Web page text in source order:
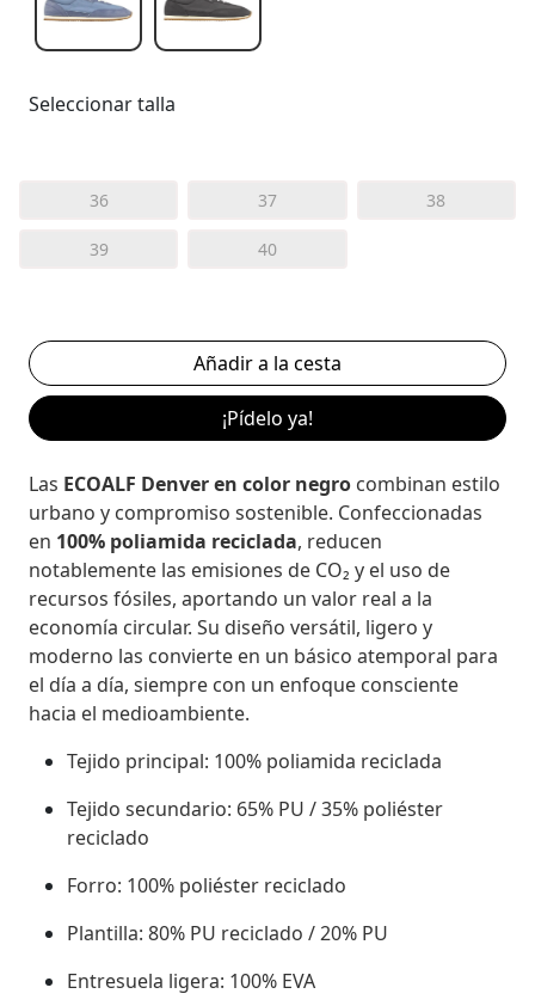
Seleccionar talla
36 37 38
39 40
¡Pídelo ya!
Las ECOALF Denver en color negro combinan estilo
urbano y compromiso sostenible. Confeccionadas
en 100% poliamida reciclada, reducen
notablemente las emisiones de CO₂ y el uso de
recursos fósiles, aportando un valor real a la
economía circular. Su diseño versátil, ligero y
moderno las convierte en un básico atemporal para
el día a día, siempre con un enfoque consciente
hacia el medioambiente.
Tejido principal: 100% poliamida reciclada
Tejido secundario: 65% PU / 35% poliéster
reciclado
Forro: 100% poliéster reciclado
Plantilla: 80% PU reciclado / 20% PU
Entresuela ligera: 100% EVA